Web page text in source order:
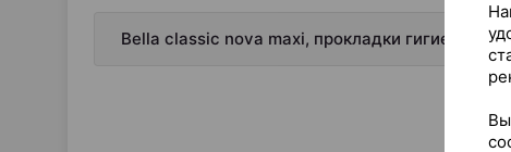
Bella classic nova maxi, прокладки